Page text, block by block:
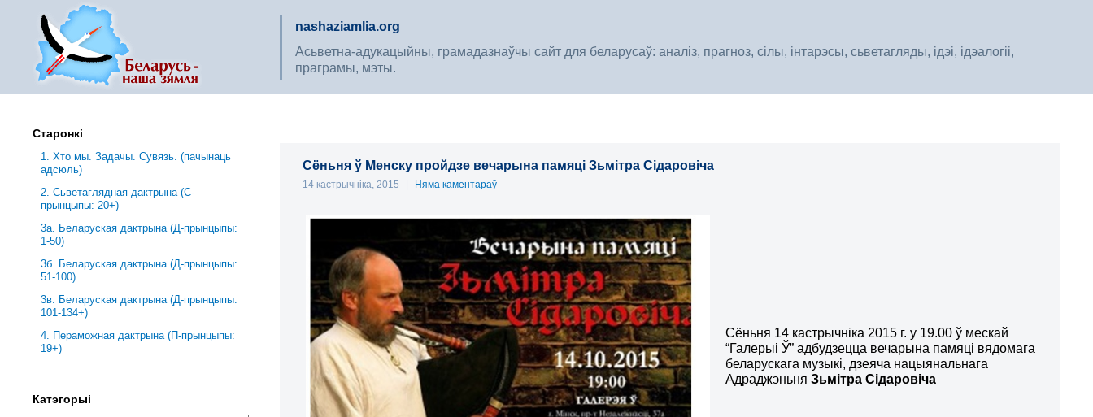
nashaziamlia.org
Асьветна-адукацыйны, грамадазнаўчы сайт для беларусаў: аналіз, прагноз, сілы, інтарэсы, сьветагляды, ідэі, ідэалогіі,
праграмы, мэты.
Сёньня ў Менску пройдзе вечарына памяці Зьмітра Сідаровіча
14 кастрычніка, 2015 | Няма каментараў
Сёньня 14 кастрычніка 2015 г. у 19.00 ў мескай
“Галерыі Ў” адбудзецца вечарына памяці вядомага
беларускага музыкі, дзеяча нацыянальнага
АдраджэньняЗьмітра Сідаровіча
Старонкі
1. Хто мы. Задачы. Сувязь. (пачынаць
адсюль)
2. Сьветаглядная дактрына (С-
прынцыпы: 20+)
3a. Беларуская дактрына (Д-прынцыпы:
1-50)
3б. Беларуская дактрына (Д-прынцыпы:
51-100)
3в. Беларуская дактрына (Д-прынцыпы:
101-134+)
4. Пераможная дактрына (П-прынцыпы:
19+)
Катэгорыі